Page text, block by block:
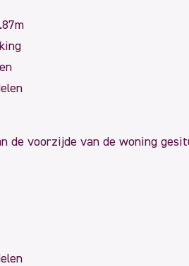
de voorzijde van de woning